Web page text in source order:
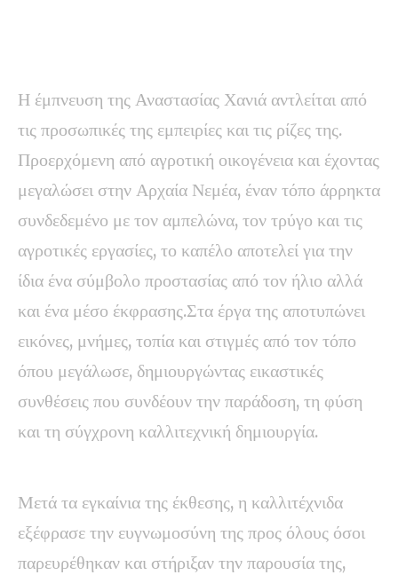
Η έμπνευση της Αναστασίας Χανιά αντλείται από
τις προσωπικές της εμπειρίες και τις ρίζες της.
Προερχόμενη από αγροτική οικογένεια και έχοντας
μεγαλώσει στην Αρχαία Νεμέα, έναν τόπο άρρηκτα
συνδεδεμένο με τον αμπελώνα, τον τρύγο και τις
αγροτικές εργασίες, το καπέλο αποτελεί για την
ίδια ένα σύμβολο προστασίας από τον ήλιο αλλά
και ένα μέσο έκφρασης.Στα έργα της αποτυπώνει
εικόνες, μνήμες, τοπία και στιγμές από τον τόπο
όπου μεγάλωσε, δημιουργώντας εικαστικές
συνθέσεις που συνδέουν την παράδοση, τη φύση
και τη σύγχρονη καλλιτεχνική δημιουργία.
Μετά τα εγκαίνια της έκθεσης, η καλλιτέχνιδα
εξέφρασε την ευγνωμοσύνη της προς όλους όσοι
παρευρέθηκαν και στήριξαν την παρουσία της,